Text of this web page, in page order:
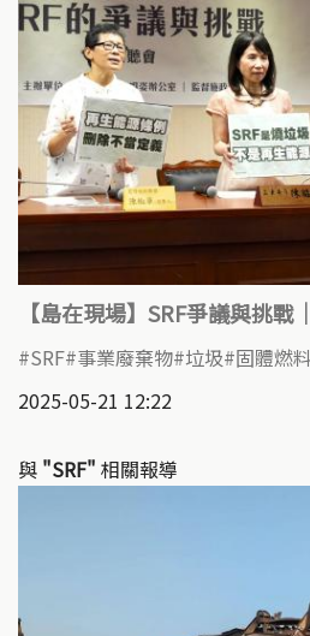
【島在現場】SRF爭議與挑戰
SRF 事業廢棄物 垃圾 固體燃料
2025-05-21 12:22
與 "SRF" 相關報導